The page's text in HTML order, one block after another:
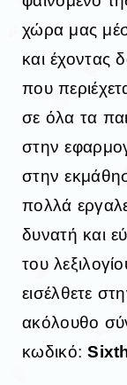
χώρα μας
και έχοντας
που
σε όλα τα
στην
στην
πολλά
δυνατή και
του
εισέλθετε
ακόλουθο
κωδικό: